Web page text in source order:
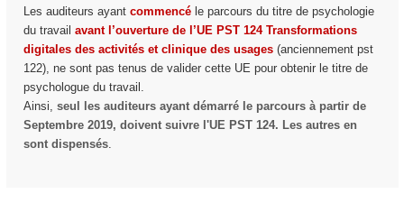
Les auditeurs ayant commencéle parcours du titre de psychologie
du travail avant l’ouverture de l’UE PST 124 Transformations
digitales des activités et clinique des usages(anciennement pst
122), ne sont pas tenus de valider cette UE pour obtenir le titre de
psychologue du travail.
Ainsi, seul les auditeurs ayant démarré le parcours à partir de
Septembre 2019, doivent suivre l'UE PST 124. Les autres en
sont dispensés.